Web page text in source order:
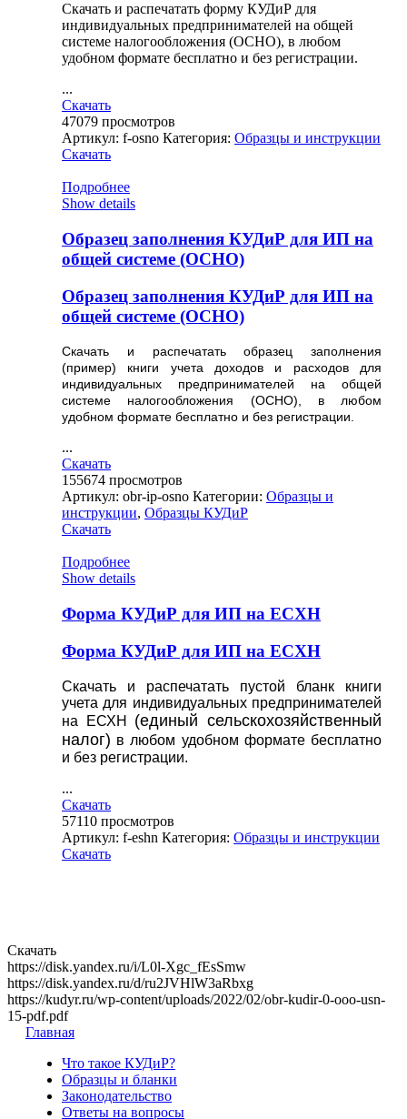
Скачать и распечатать форму КУДиР для
индивидуальных предпринимателей на общей
системе налогообложения (ОСНО), в любом
удобном формате бесплатно и без регистрации.
...
Скачать
47079 просмотров
Артикул: f-osno Категория: Образцы и инструкции
Скачать
Подробнее
Show details
Образец заполнения КУДиР для ИП на
общей системе (ОСНО)
Образец заполнения КУДиР для ИП на
общей системе (ОСНО)
Скачать и распечатать образец заполнения
(пример) книги учета доходов и расходов для
индивидуальных предпринимателей на общей
системе налогообложения (ОСНО), в любом
удобном формате бесплатно и без регистрации.
...
Скачать
155674 просмотров
Артикул: obr-ip-osno Категории: Образцы и
инструкции, Образцы КУДиР
Скачать
Подробнее
Show details
Форма КУДиР для ИП на ЕСХН
Форма КУДиР для ИП на ЕСХН
Скачать и распечатать пустой бланк книги
учета для индивидуальных предпринимателей
на ЕСХН (единый сельскохозяйственный
налог) в любом удобном формате бесплатно
и без регистрации.
...
Скачать
57110 просмотров
Артикул: f-eshn Категория: Образцы и инструкции
Скачать
Скачать
https://disk.yandex.ru/i/L0l-Xgc_fEsSmw
https://disk.yandex.ru/d/ru2JVHlW3aRbxg
https://kudyr.ru/wp-content/uploads/2022/02/obr-kudir-0-ooo-usn-
15-pdf.pdf
Главная
Что такое КУДиР?
Образцы и бланки
Законодательство
Ответы на вопросы